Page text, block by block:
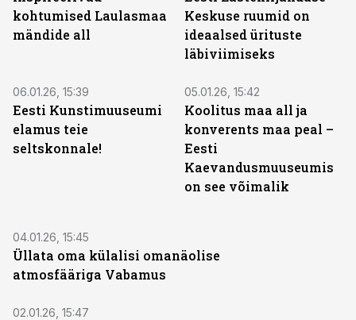
kohtumised Laulasmaa
mändide all
Keskuse ruumid on
ideaalsed ürituste
läbiviimiseks
06.01.26, 15:39
Eesti Kunstimuuseumi
elamus teie
seltskonnale!
05.01.26, 15:42
Koolitus maa all ja
konverents maa peal –
Eesti
Kaevandusmuuseumis
on see võimalik
04.01.26, 15:45
Üllata oma külalisi omanäolise
atmosfääriga Vabamus
02.01.26, 15:47